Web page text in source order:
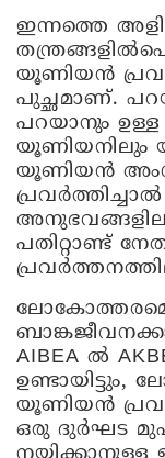
ഇന്നത്തെ
യൂണിയൻ
പുച്ഛമാണ്.
പറയാനും ഉള്ള
യൂണിയനിലും
യൂണിയൻ
പതിറ്റാണ്ട്
AIBEA ൽ
യൂണിയൻ
ഒരു ദുർഘട